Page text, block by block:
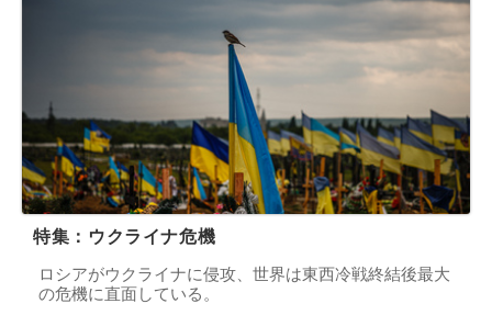
特集：ウクライナ危機
ロシアがウクライナに侵攻、世界は東西冷戦終結後最大
の危機に直面している。